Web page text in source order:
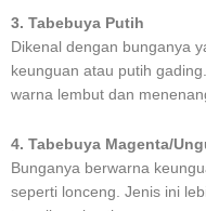
3. Tabebuya Putih
Dikenal dengan bunganya
keunguan atau putih
warna lembut dan
4. Tabebuya Magenta/
Bunganya berwarna
seperti lonceng. Jenis ini